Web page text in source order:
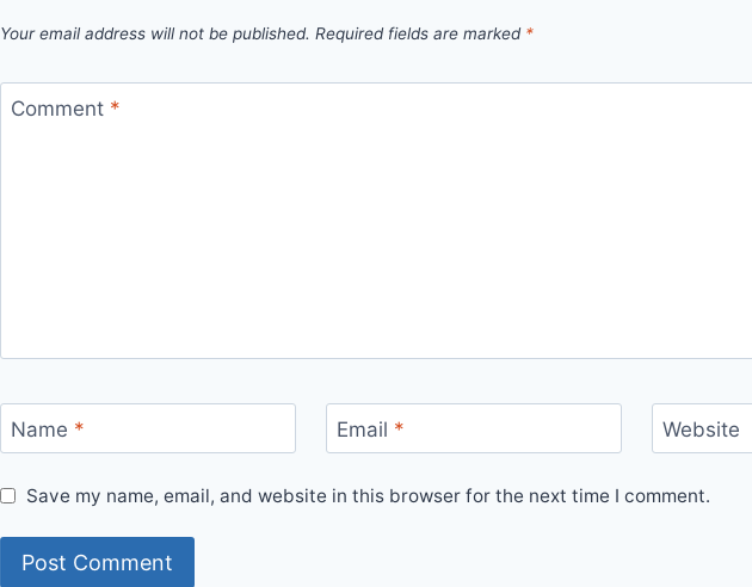
Your email address will not be published. Required fields are marked *
Comment *
Name * Email * Website
Save my name, email, and website in this browser for the next time I comment.